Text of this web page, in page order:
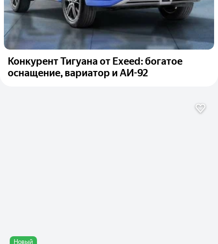
Конкурент Тигуана от Exeed: богатое
оснащение, вариатор и АИ-92
Новый